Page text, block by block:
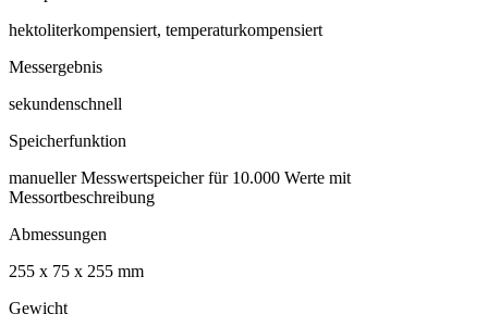
hektoliterkompensiert, temperaturkompensiert
Messergebnis
sekundenschnell
Speicherfunktion
manueller Messwertspeicher für 10.000 Werte mit
Messortbeschreibung
Abmessungen
255 x 75 x 255 mm
Gewicht